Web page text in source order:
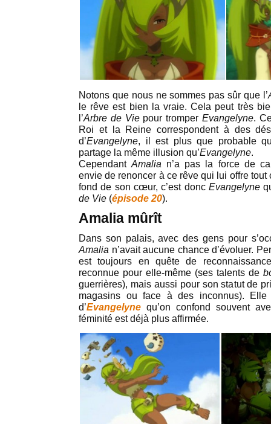
Notons que nous ne sommes pas sûr que l’
le rêve est bien la vraie. Cela peut très
l’Arbre de Viepour tromperEvangelyne.
Roi et la Reine correspondent à des
d’Evangelyne, il est plus que probable
partage la même illusion qu’Evangelyne.
CependantAmalia n’a pas la force de
envie de renoncer à ce rêve qui lui offre tout
fond de son cœur, c’est donc Evangelyne
de Vie (épisode 20).
Amalia mûrît
Dans son palais, avec des gens pour
Amalia n’avait aucune chance d’évoluer.
est toujours en quête de
reconnue pour elle-même (ses talents de
guerrières), mais aussi pour son statut de
magasins ou face à des inconnus).
d’Evangelynequ’on confond souvent
féminité est déjà plus affirmée.